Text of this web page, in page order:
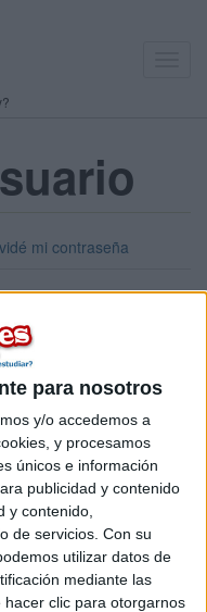
para nosotros
y/o accedemos a
y procesamos
únicos e información
publicidad y contenido
y contenido,
de servicios. Con su
utilizar datos de
mediante las
clic para otorgarnos
mi contraseña
de usuario o tu
a tu nombre de usuario